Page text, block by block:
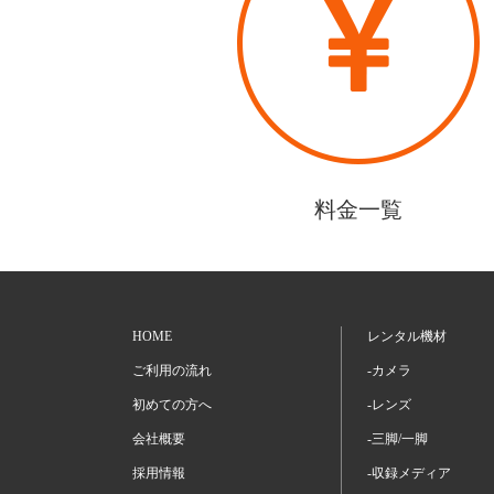
料金一覧
HOME
ご利用の流れ
初めての方へ
会社概要
採用情報
レンタル機材
-カメラ
-レンズ
-三脚/一脚
-収録メディア